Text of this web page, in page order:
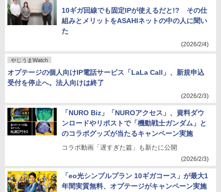
10ギガ回線でも固定IPが使えるだと!? その仕
組みとメリットをASAHIネットの中の人に聞い
た
(2026/2/4)
やじうまWatch
オプテージの個人向けIP電話サービス「LaLa Call」、新規申込
受付を停止へ。法人向けは終了
(2026/2/3)
「NURO Biz」「NUROアクセス」、資料ダウ
ンロードやリポストで「機動戦士ガンダム」と
のコラボグッズが当たるキャンペーン実施
コラボ動画「遅すぎた篇」も新たに公開
(2026/2/3)
「eo光シンプルプラン 10ギガコース」が最大1
年間実質無料、オプテージがキャンペーン実施